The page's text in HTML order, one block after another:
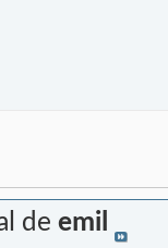
de emil